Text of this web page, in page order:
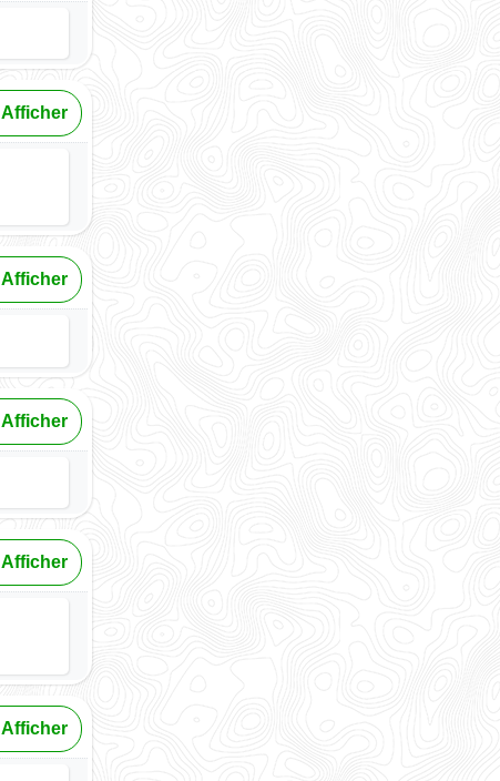
Afficher
Afficher
Afficher
Afficher
Afficher